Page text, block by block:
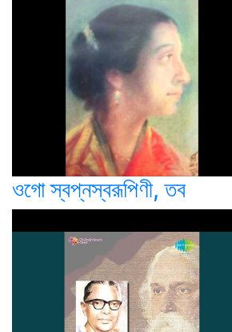
ওগো স্বপ্নস্বরূপিণী, তব